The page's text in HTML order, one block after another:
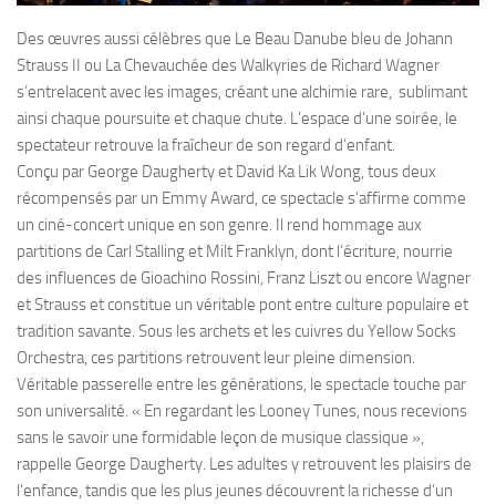
Des œuvres aussi célèbres que Le Beau Danube bleu de Johann
Strauss II ou La Chevauchée des Walkyries de Richard Wagner
s’entrelacent avec les images, créant une alchimie rare, sublimant
ainsi chaque poursuite et chaque chute. L’espace d’une soirée, le
spectateur retrouve la fraîcheur de son regard d’enfant.
Conçu par George Daugherty et David Ka Lik Wong, tous deux
récompensés par un Emmy Award, ce spectacle s’affirme comme
un ciné-concert unique en son genre. Il rend hommage aux
partitions de Carl Stalling et Milt Franklyn, dont l’écriture, nourrie
des influences de Gioachino Rossini, Franz Liszt ou encore Wagner
et Strauss et constitue un véritable pont entre culture populaire et
tradition savante. Sous les archets et les cuivres du Yellow Socks
Orchestra, ces partitions retrouvent leur pleine dimension.
Véritable passerelle entre les générations, le spectacle touche par
son universalité. « En regardant les Looney Tunes, nous recevions
sans le savoir une formidable leçon de musique classique »,
rappelle George Daugherty. Les adultes y retrouvent les plaisirs de
l’enfance, tandis que les plus jeunes découvrent la richesse d’un